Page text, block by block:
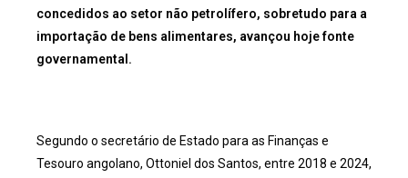
concedidos ao setor não petrolífero, sobretudo para a
importação de bens alimentares, avançou hoje fonte
governamental.
Segundo o secretário de Estado para as Finanças e
Tesouro angolano, Ottoniel dos Santos, entre 2018 e 2024,